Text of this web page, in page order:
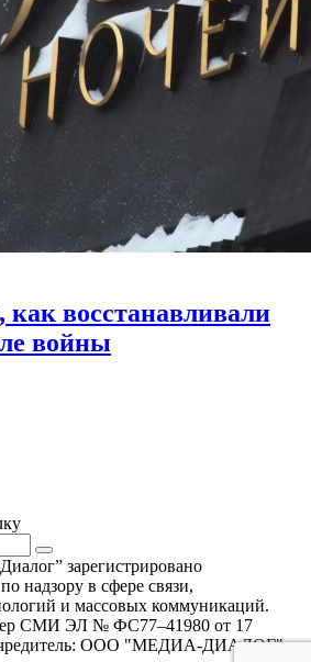
как восстанавливали
войны
зарегистрировано
надзору в сфере связи,
и массовых коммуникаций.
СМИ ЭЛ № ФС77–41980 от 17
Учредитель: ООО "МЕДИА-ДИАЛОГ"